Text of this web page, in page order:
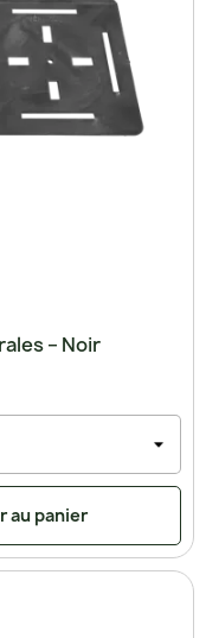
– Noir
au panier